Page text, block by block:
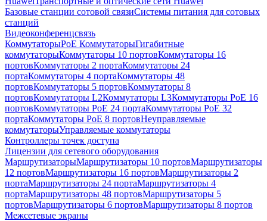
Базовые станции сотовой связиСистемы питания для сотовых
станций
Видеоконференцсвязь
КоммутаторыPoE КоммутаторыГигабитные
коммутаторыКоммутаторы 10 портовКоммутаторы 16
портовКоммутаторы 2 портаКоммутаторы 24
портаКоммутаторы 4 портаКоммутаторы 48
портовКоммутаторы 5 портовКоммутаторы 8
портовКоммутаторы L2Коммутаторы L3Коммутаторы PoE 16
портовКоммутаторы PoE 24 портаКоммутаторы PoE 32
портаКоммутаторы PoE 8 портовНеуправляемые
коммутаторыУправляемые коммутаторы
Контроллеры точек доступа
Лицензии для сетевого оборудования
МаршрутизаторыМаршрутизаторы 10 портовМаршрутизаторы
12 портовМаршрутизаторы 16 портовМаршрутизаторы 2
портаМаршрутизаторы 24 портаМаршрутизаторы 4
портаМаршрутизаторы 48 портовМаршрутизаторы 5
портовМаршрутизаторы 6 портовМаршрутизаторы 8 портов
Межсетевые экраны